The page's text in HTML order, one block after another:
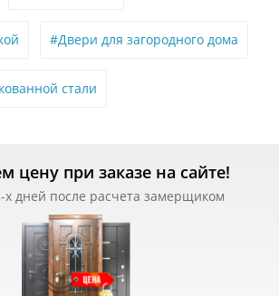
#Двери для загородного дома
стали
цену при заказе на сайте!
х дней после расчета замерщиком